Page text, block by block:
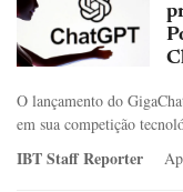
O lançamento do
em sua competição
IBT Staff Reporter